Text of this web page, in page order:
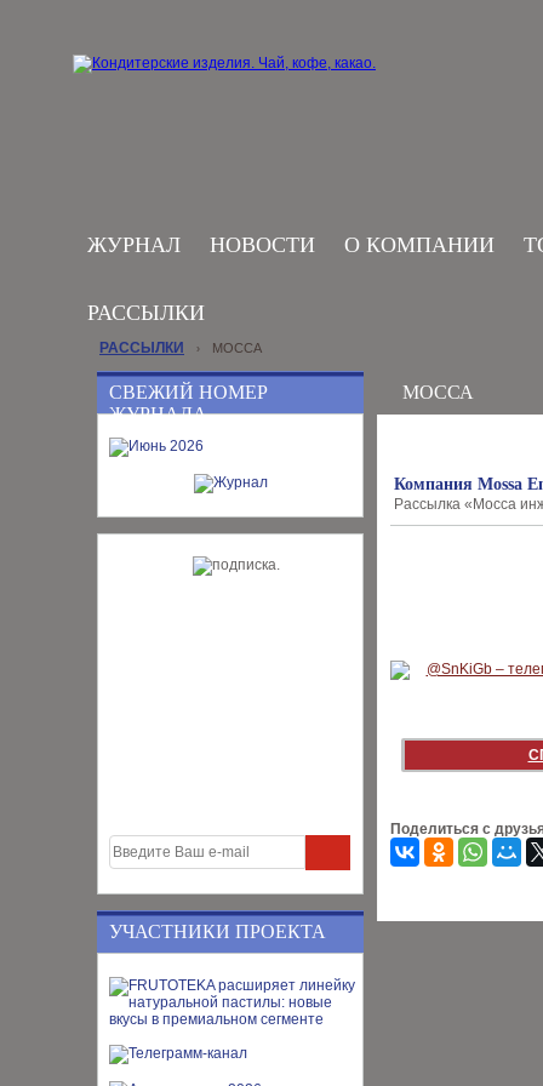
ЖУРНАЛ НОВОСТИ О КОМПАНИИ
РАССЫЛКИ
СВЕЖИЙ НОМЕР
ЖУРНАЛА
УЧАСТНИКИ ПРОЕКТА
РАССЫЛКИ › МОССА
МОССА
Компания Mossa
Рассылка «Мосса
Поделиться с